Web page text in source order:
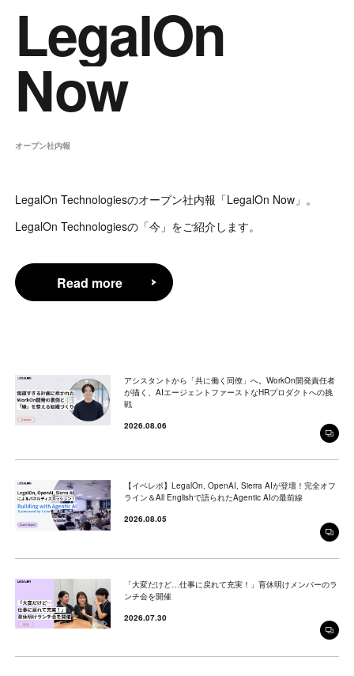
LegalOn
Now
オープン社内報
LegalOn Technologiesのオープン社内報「LegalOn Now」。
LegalOn Technologiesの「今」をご紹介します。
Read more
Read more
アシスタントから「共に働く同僚」へ。WorkOn開発責任者
が描く、AIエージェントファーストなHRプロダクトへの挑
戦
2026.08.06
【イベレポ】LegalOn, OpenAI, Sierra AIが登壇！完全オフ
ライン＆All Englishで語られたAgentic AIの最前線
2026.08.05
「大変だけど…仕事に戻れて充実！」育休明けメンバーのラ
ンチ会を開催
2026.07.30